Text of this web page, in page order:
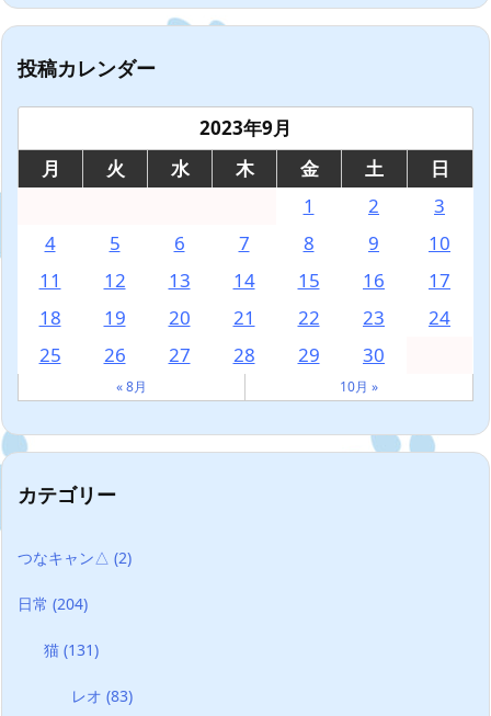
投稿カレンダー
2023年9月
月
火 水 木 金 土
日
1
2
3
4
5 6 7 8 9
10
11
12 13 14 15 16
17
18
19 20 21 22 23
24
25
26 27 28 29 30
« 8月 10月 »
カテゴリー
つなキャン△ (2)
日常 (204)
猫(131)
レオ (83)